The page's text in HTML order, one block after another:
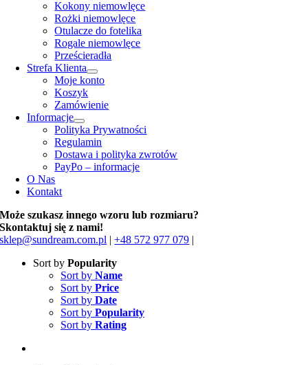
Kokony niemowlęce
Rożki niemowlęce
Otulacze do fotelika
Rogale niemowlęce
Prześcieradła
Strefa Klienta
Moje konto
Koszyk
Zamówienie
Informacje
Polityka Prywatności
Regulamin
Dostawa i polityka zwrotów
PayPo – informacje
O Nas
Kontakt
Może szukasz innego wzoru lub rozmiaru?
Skontaktuj się z nami!
sklep@sundream.com.pl |+48 572 977 079 |
Sort by Popularity
Sort by Name
Sort by Price
Sort by Date
Sort by Popularity
Sort by Rating